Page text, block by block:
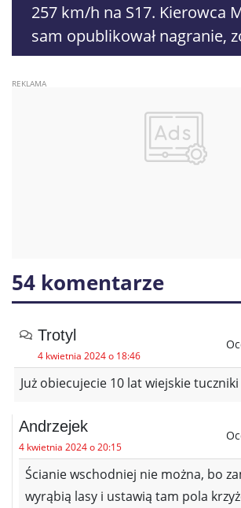
257 km/h na S17. Kierowca
sam opublikował nagranie,
namierzony przez
54 komentarze
Trotyl
4 kwietnia 2024 o 18:46
Już obiecujecie 10 lat wiejskie tuczniki
Andrzejek
4 kwietnia 2024 o 20:15
Ścianie wschodniej nie można, bo
wyrąbią lasy i ustawią tam pola